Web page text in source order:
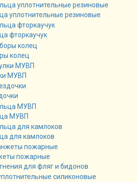
уплотнительные резиновые
фторкаучук
колец
МУВП
МУВП
для камлоков
пожарные
для фляг и бидонов